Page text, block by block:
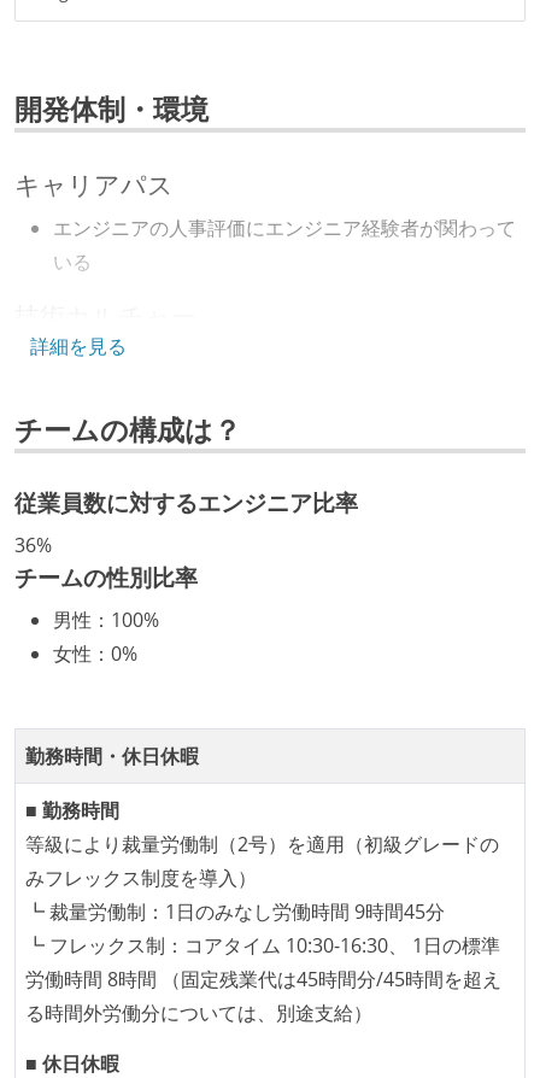
開発体制・環境
キャリアパス
エンジニアの人事評価にエンジニア経験者が関わって
いる
CTO またはそれに準じる、技術やワークフローの標準
取締役（社内）または執行役員として、エンジニアリ
ング部門の人間が経営に参加している
開発メンバーの裁量
参加している
タスクの見積もりは、実装を担当するメンバーが中心
となって行う
「リファクタリングは随時行われるべき」という価値
観をメンバー全員が共有しており、日常的に実施して
いる
アジャイル実践状況
継続的なデプロイ（デリバリー）を行っている
ワークフローの整備
コードによるインフラ構成管理（Infrastructure as
Code）の環境が整備されている
詳細を見る
チームの構成は？
従業員数に対するエンジニア比率
36%
チームの性別比率
男性 ： 100%
女性 ： 0%
勤務時間・休日休暇
■ 勤務時間
等級により裁量労働制（2号）を適用（初級グレードの
みフレックス制度を導入）
┗ 裁量労働制：1日のみなし労働時間 9時間45分
┗ フレックス制：コアタイム 10:30-16:30、 1日の標準
労働時間 8時間 （固定残業代は45時間分/45時間を超え
る時間外労働分については、別途支給）
■ 休日休暇